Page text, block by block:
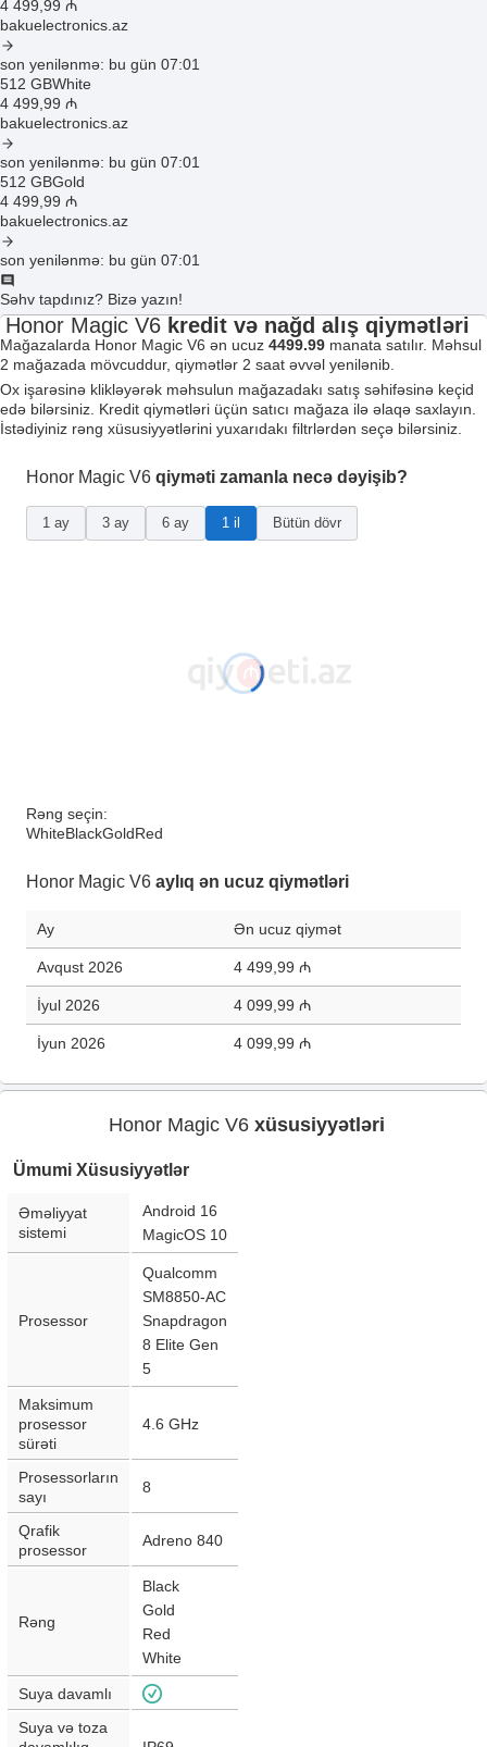
4 499 ,99 ₼
bakuelectronics.az
son yenilənmə: bu gün 07:01
512 GBWhite
4 499 ,99 ₼
bakuelectronics.az
son yenilənmə: bu gün 07:01
512 GBGold
4 499 ,99 ₼
bakuelectronics.az
son yenilənmə: bu gün 07:01
Səhv tapdınız? Bizə yazın!
Honor Magic V6 kredit və nağd alış qiymətləri
Mağazalarda Honor Magic V6 ən ucuz 4499.99 manata satılır. Məhsul
2 mağazada mövcuddur, qiymətlər 2 saat əvvəl yenilənib.
Ox işarəsinə klikləyərək məhsulun mağazadakı satış səhifəsinə keçid
edə bilərsiniz. Kredit qiymətləri üçün satıcı mağaza ilə əlaqə saxlayın.
İstədiyiniz rəng xüsusiyyətlərini yuxarıdakı filtrlərdən seçə bilərsiniz.
Honor Magic V6 qiyməti zamanla necə dəyişib?
1 ay 3 ay 6 ay 1 il Bütün dövr
Rəng seçin:
WhiteBlackGoldRed
Honor Magic V6 aylıq ən ucuz qiymətləri
Ay Ən ucuz qiymət
Avqust 2026 4 499,99 ₼
İyul 2026 4 099,99 ₼
İyun 2026 4 099,99 ₼
Honor Magic V6 xüsusiyyətləri
Ümumi Xüsusiyyətlər
Əməliyyat
sistemi
Android 16
MagicOS 10
Prosessor
Qualcomm
SM8850-AC
Snapdragon
8 Elite Gen
5
Maksimum
prosessor
sürəti
4.6 GHz
Prosessorların
sayı
8
Qrafik
prosessor
Adreno 840
Rəng
Black
Gold
Red
White
Suya davamlı
Suya və toza